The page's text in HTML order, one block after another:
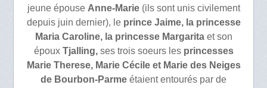
jeune épouse Anne-Marie(ils sont unis civilement
depuis juin dernier), le prince Jaime, la princesse
Maria Caroline, la princesse Margaritaet son
époux Tjalling,ses trois soeurs lesprincesses
Marie Therese, Marie Cécile et Marie des Neiges
de Bourbon-Parme étaient entourés par de